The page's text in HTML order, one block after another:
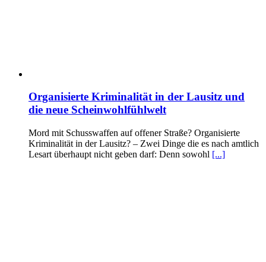
Organisierte Kriminalität in der Lausitz und
die neue Scheinwohlfühlwelt
Mord mit Schusswaffen auf offener Straße? Organisierte
Kriminalität in der Lausitz? – Zwei Dinge die es nach amtlich
Lesart überhaupt nicht geben darf: Denn sowohl [...]